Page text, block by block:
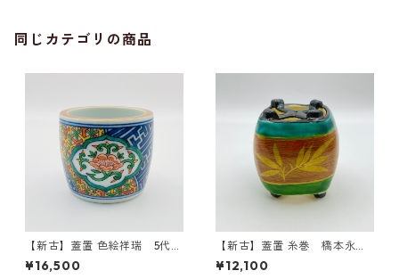
同じカテゴリの商品
【新古】蓋置 色絵祥瑞 5代三
浦竹泉 共箱入
¥16,500
【新古】蓋置 糸巻 橋本永
豊 共箱入
¥12,100